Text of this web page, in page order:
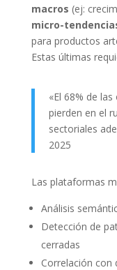
macros (ej:
micro-
para productos
Estas últimas
«El 68% de
pierden en el
sectoriales
2025
Las plataformas
Análisis
Detección de
cerradas
Correlación con